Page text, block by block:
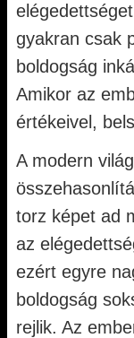
gyakran csak
boldogság
Amikor az
értékeivel,
A modern
torz képet ad
az
ezért egyre
boldogság
rejlik. Az